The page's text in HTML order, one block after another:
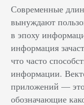
Современные
вынуждают
в эпоху
информация
что часто
информации.
приложений —
обозначающие